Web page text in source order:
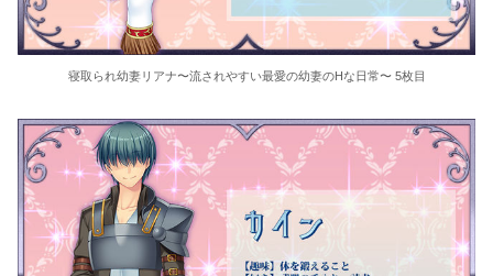
寝取られ幼妻リアナ〜流されやすい最愛の幼妻のHな日常〜 5枚目